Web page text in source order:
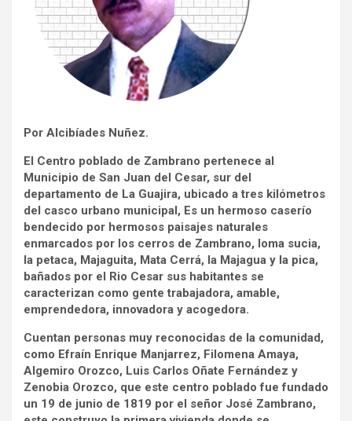
Por Alcibíades Nuñez.
El Centro poblado de Zambrano pertenece al
Municipio de San Juan del Cesar, sur del
departamento de La Guajira, ubicado a tres kilómetros
del casco urbano municipal, Es un hermoso caserío
bendecido por hermosos paisajes naturales
enmarcados por los cerros de Zambrano, loma sucia,
la petaca, Majaguita, Mata Cerrá, la Majagua y la pica,
bañados por el Rio Cesar sus habitantes se
caracterizan como gente trabajadora, amable,
emprendedora, innovadora y acogedora.
Cuentan personas muy reconocidas de la comunidad,
como Efraín Enrique Manjarrez, Filomena Amaya,
Algemiro Orozco, Luis Carlos Oñate Fernández y
Zenobia Orozco, que este centro poblado fue fundado
un 19 de junio de 1819 por el señor José Zambrano,